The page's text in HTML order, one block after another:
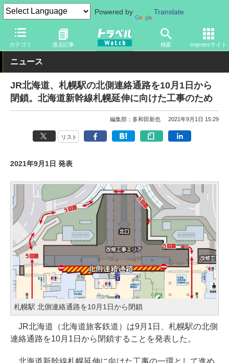
Powered by Translate
カテゴリ 過去記事 検索 Impressサイト
トラベル Watch 地域 国内旅行 北海道
ニュース
JR北海道、札幌駅の北側連絡通路を10月1日から
閉鎖。北海道新幹線札幌延伸に向けた工事のため
編集部：多和田新也 2021年9月1日 15:29
リスト
2021年9月1日 発表
札幌駅 北側連絡通路を10月1日から閉鎖
JR北海道（北海道旅客鉄道）は9月1日、札幌駅の北側
連絡通路を10月1日から閉鎖することを発表した。
北海道新幹線札幌延伸に向けた工事の一環として進め